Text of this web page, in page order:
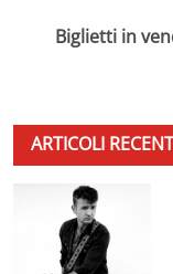
Biglietti in
ARTICOLI